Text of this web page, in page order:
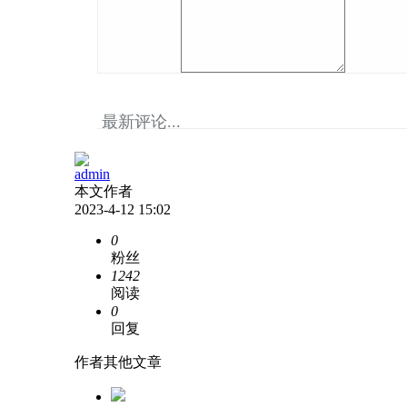
最新评论...
admin
本文作者
2023-4-12 15:02
0
粉丝
1242
阅读
0
回复
作者其他文章